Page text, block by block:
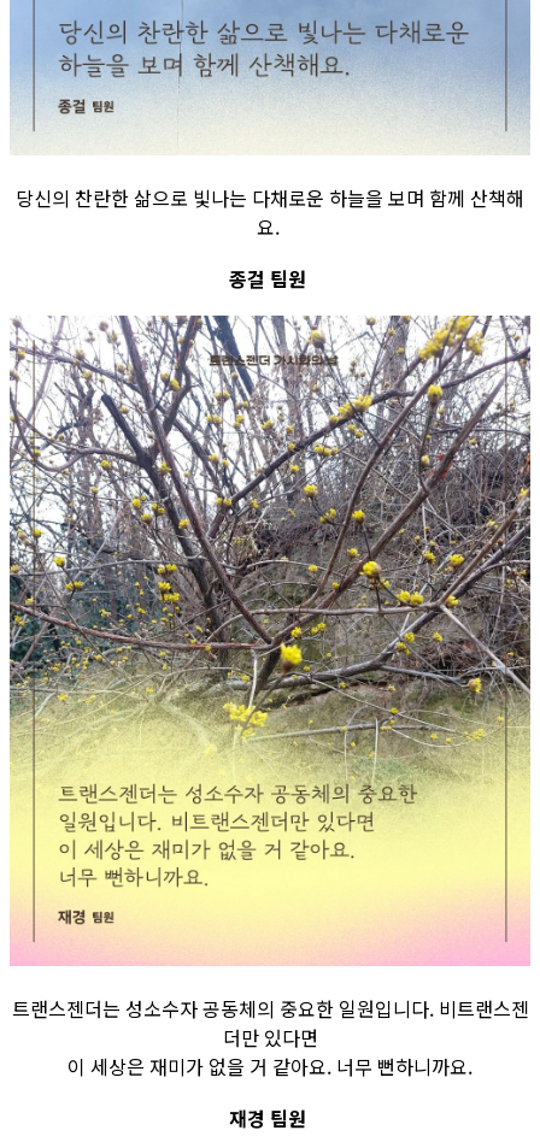
당신의 찬란한 삶으로 빛나는 다채로운 하늘을 보며 함께 산책해
요.
종걸 팀원
트랜스젠더는 성소수자 공동체의 중요한 일원입니다. 비트랜스젠
더만 있다면
이 세상은 재미가 없을 거 같아요. 너무 뻔하니까요.
재경 팀원